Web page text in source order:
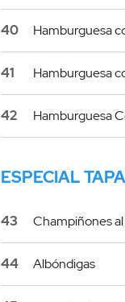
40 Hamburguesa
41 Hamburguesa
42 Hamburguesa
ESPECIAL
43 Champiñones
44 Albóndigas